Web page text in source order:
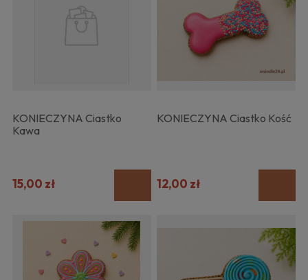
KONIECZYNA Ciastko
Kawa
15,00 zł
KONIECZYNA Ciastko Kość
12,00 zł